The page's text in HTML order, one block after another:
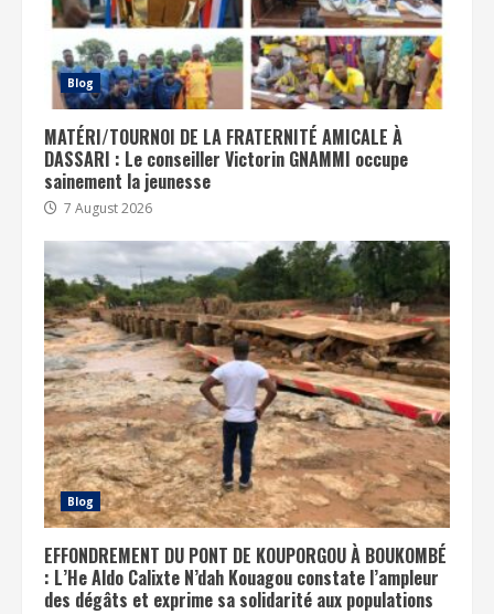
Blog
MATÉRI/TOURNOI DE LA FRATERNITÉ AMICALE À
DASSARI : Le conseiller Victorin GNAMMI occupe
sainement la jeunesse
7 August 2026
Blog
EFFONDREMENT DU PONT DE KOUPORGOU À BOUKOMBÉ
: L’He Aldo Calixte N’dah Kouagou constate l’ampleur
des dégâts et exprime sa solidarité aux populations